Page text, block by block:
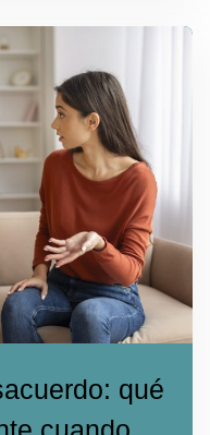
qué